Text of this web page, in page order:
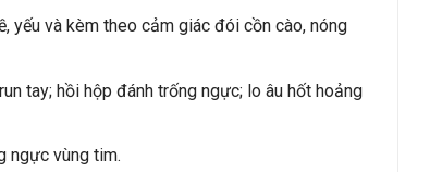
yếu và kèm theo cảm giác đói cồn cào, nóng
tay; hồi hộp đánh trống ngực; lo âu hốt hoảng
ngực vùng tim.